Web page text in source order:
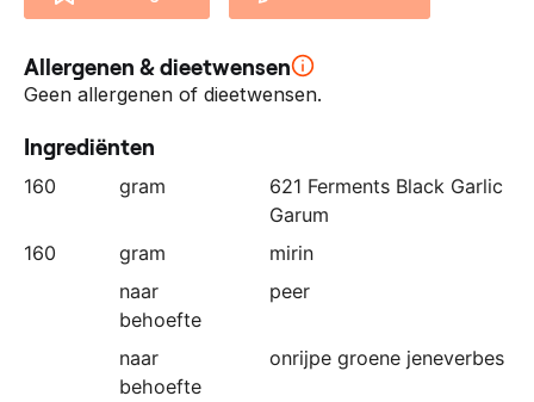
e
p
r
t
r
Allergenen & dieetwensen
Geen allergenen of dieetwensen.
Ingrediënten
160 gram
621 Ferments Black Garlic
Garum
160
gram
mirin
naar
behoefte
peer
naar
behoefte
onrijpe groene jeneverbes